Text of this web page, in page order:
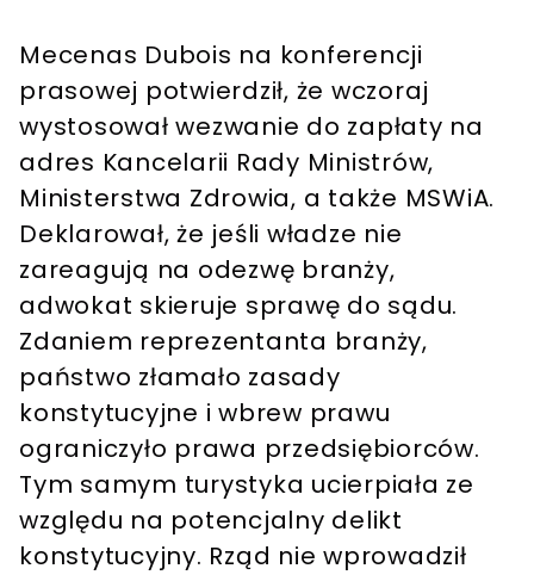
Mecenas Dubois na konferencji
prasowej potwierdził, że wczoraj
wystosował wezwanie do zapłaty na
adres Kancelarii Rady Ministrów,
Ministerstwa Zdrowia, a także MSWiA.
Deklarował, że jeśli władze nie
zareagują na odezwę branży,
adwokat skieruje sprawę do sądu.
Zdaniem reprezentanta branży,
państwo złamało zasady
konstytucyjne i wbrew prawu
ograniczyło prawa przedsiębiorców.
Tym samym turystyka ucierpiała ze
względu na potencjalny delikt
konstytucyjny. Rząd nie wprowadził